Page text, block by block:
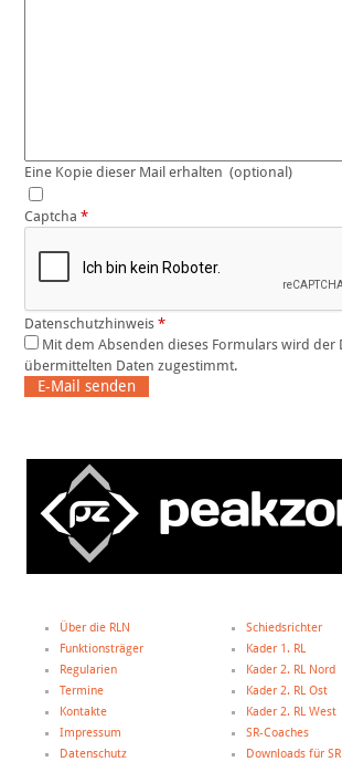
Eine Kopie dieser Mail erhalten (optional)
Captcha *
Datenschutzhinweis *
übermittelten Daten zugestimmt.
E-Mail senden
Über die RLN
Funktionsträger
Regularien
Termine
Kontakte
Impressum
Datenschutz
Schiedsrichter
Kader 1. RL
Kader 2. RL Nord
Kader 2. RL Ost
Kader 2. RL West
SR-Coaches
Downloads für SR